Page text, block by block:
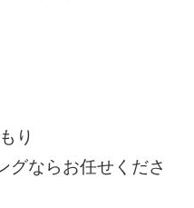
り
グならお任せくださ